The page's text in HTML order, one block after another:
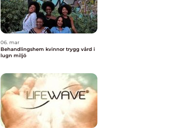
06. mar
Behandlingshem kvinnor trygg vård i
lugn miljö